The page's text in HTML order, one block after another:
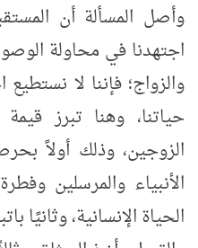
وأصل المسألة أن
اجتهدنا في محاولة
والزواج؛ فإننا لا
حياتنا، وهنا تبرز
الزوجين، وذلك أولاً
الأنبياء والمرسلين
الحياة الإنسانية، وثانيًا